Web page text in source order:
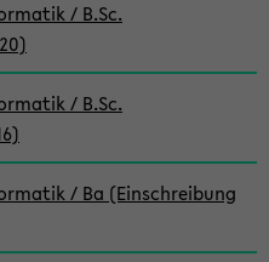
/ B.Sc.
/ B.Sc.
/ Ba (Einschreibung